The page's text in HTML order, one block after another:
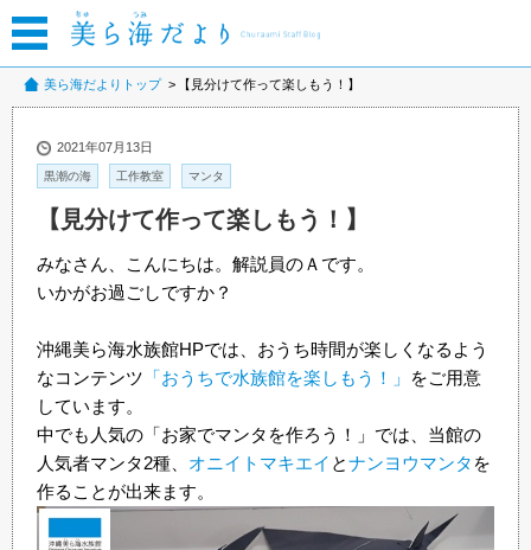
美ら海だよりトップ 【見分けて作って楽しもう！】
2021年07月13日
黒潮の海 工作教室 マンタ
【見分けて作って楽しもう！】
みなさん、こんにちは。解説員のＡです。
いかがお過ごしですか？
沖縄美ら海水族館HPでは、おうち時間が楽しくなるよう
なコンテンツ 「おうちで水族館を楽しもう！」
をご用意
しています。
中でも人気の「お家でマンタを作ろう！」では、当館の
人気者マンタ2種、 オニイトマキエイ とナンヨウマンタ を
作ることが出来ます。